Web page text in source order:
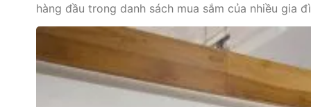
hàng đầu trong danh sách mua sắm của nhiều gia